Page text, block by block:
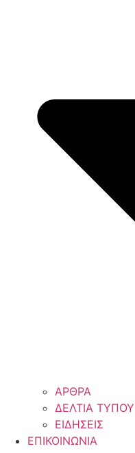
ΑΡΘΡΑ
ΔΕΛΤΙΑ ΤΥΠΟΥ
ΕΙΔΗΣΕΙΣ
ΕΠΙΚΟΙΝΩΝΙΑ